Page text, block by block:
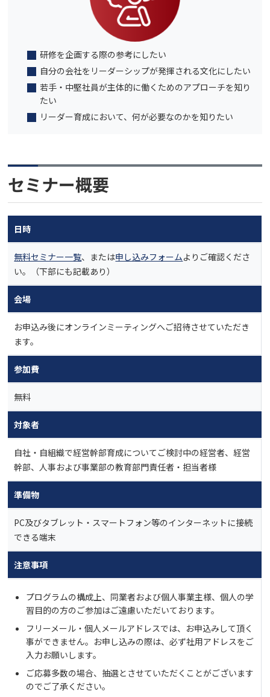
研修を企画する際の参考にしたい
自分の会社をリーダーシップが発揮される文化にしたい
若手・中堅社員が主体的に働くためのアプローチを知り
たい
リーダー育成において、何が必要なのかを知りたい
セミナー概要
日時
無料セミナー一覧、または申し込みフォームよりご確認くださ
い。（下部にも記載あり）
会場
お申込み後にオンラインミーティングへご招待させていただき
ます。
参加費
無料
対象者
自社・自組織で経営幹部育成についてご検討中の経営者、経営
幹部、人事および事業部の教育部門責任者・担当者様
準備物
PC及びタブレット・スマートフォン等のインターネットに接続
できる端末
注意事項
プログラムの構成上、同業者および個人事業主様、個人の学
習目的の方のご参加はご遠慮いただいております。
フリーメール・個人メールアドレスでは、お申込みして頂く
事ができません。お申し込みの際は、必ず社用アドレスをご
入力お願いします。
ご応募多数の場合、抽選とさせていただくことがございます
のでご了承ください。